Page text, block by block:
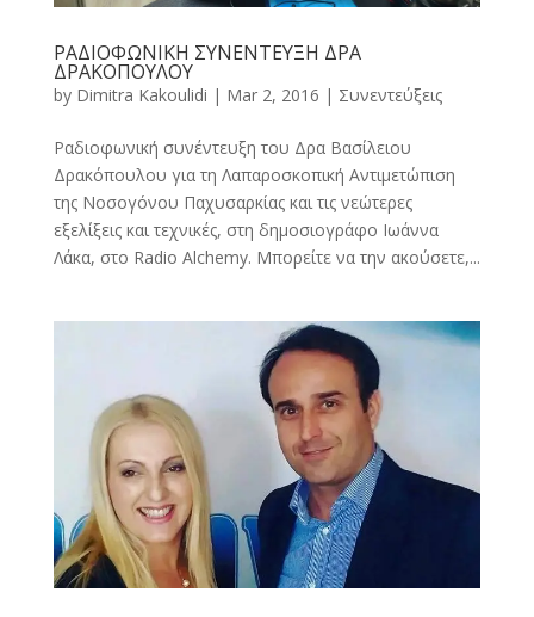
ΡΑΔΙΟΦΩΝΙΚΗ ΣΥΝΕΝΤΕΥΞΗ ΔΡΑ
ΔΡΑΚΟΠΟΥΛΟΥ
by Dimitra Kakoulidi | Mar 2, 2016 | Συνεντεύξεις
Ραδιοφωνική συνέντευξη του Δρα Βασίλειου
Δρακόπουλου για τη Λαπαροσκοπική Αντιμετώπιση
της Νοσογόνου Παχυσαρκίας και τις νεώτερες
εξελίξεις και τεχνικές, στη δημοσιογράφο Ιωάννα
Λάκα, στο Radio Alchemy. Μπορείτε να την ακούσετε,...